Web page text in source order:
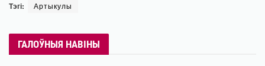
Тэгі: Артыкулы
ГАЛОЎНЫЯ НАВІНЫ